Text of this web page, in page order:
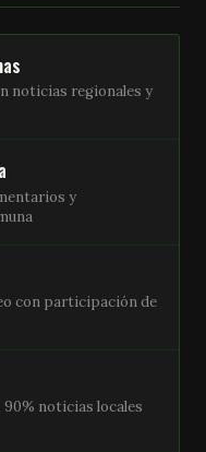
noticias regionales y
y
con participación de
noticias locales